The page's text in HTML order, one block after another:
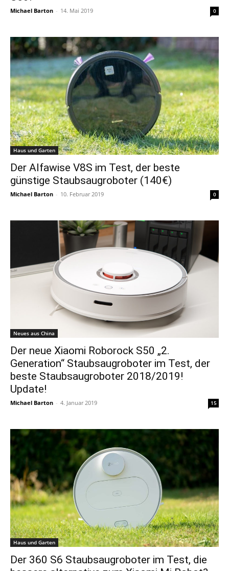
Michael Barton - 14. Mai 2019 0
Haus und Garten
Der Alfawise V8S im Test, der beste
günstige Staubsaugroboter (140€)
Michael Barton - 10. Februar 2019 0
Neues aus China
Der neue Xiaomi Roborock S50 „2.
Generation“ Staubsaugroboter im Test, der
beste Staubsaugroboter 2018/2019!
Update!
Michael Barton - 4. Januar 2019 15
Haus und Garten
Der 360 S6 Staubsaugroboter im Test, die